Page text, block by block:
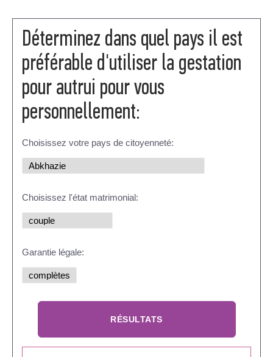
Déterminez dans quel pays il est
préférable d'utiliser la gestation
pour autrui pour vous
personnellement:
Choisissez votre pays de citoyenneté:
Choisissez l'état matrimonial:
Garantie légale: